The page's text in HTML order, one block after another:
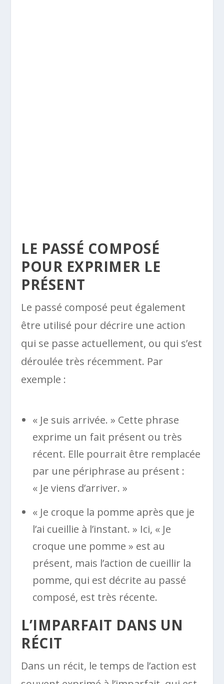
LE PASSÉ COMPOSÉ
POUR EXPRIMER LE
PRÉSENT
Le passé composé peut également
être utilisé pour décrire une action
qui se passe actuellement, ou qui s’est
déroulée très récemment. Par
exemple :
« Je suis arrivée. » Cette phrase
exprime un fait présent ou très
récent. Elle pourrait être remplacée
par une périphrase au présent :
« Je viens d’arriver. »
« Je croque la pomme après que je
l’ai cueillie à l’instant. » Ici, « Je
croque une pomme » est au
présent, mais l’action de cueillir la
pomme, qui est décrite au passé
composé, est très récente.
L’IMPARFAIT DANS UN
RÉCIT
Dans un récit, le temps de l’action est